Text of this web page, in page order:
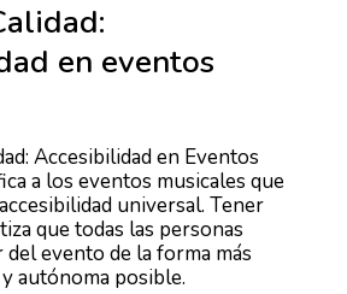
en eventos
Accesibilidad en Eventos
a los eventos musicales que
universal. Tener
que todas las personas
evento de la forma más
autónoma posible.